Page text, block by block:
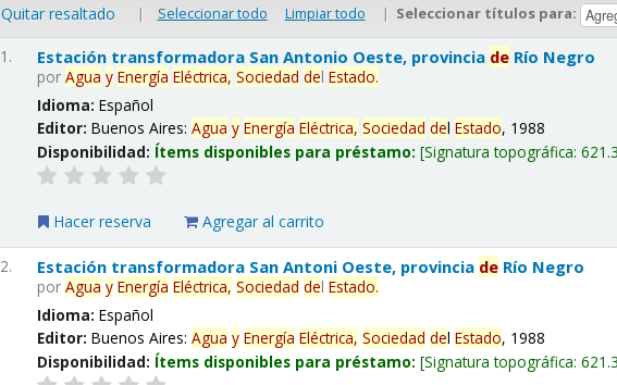
Quitar resaltado | Seleccionar todo Limpiar todo | Seleccionar títulos para:
1. Estación transformadora San Antonio Oeste, provincia de Río Negro
porAgua y Energía Eléctrica, Sociedad delEstado.
Idioma:Español
Editor:Buenos Aires:Agua y Energía Eléctrica, Sociedad delEstado, 1988
Disponibilidad: Ítems disponibles para préstamo: Signatura topográfica:
Hacer reserva Agregar al carrito
2. Estación transformadora San Antoni Oeste, provincia de Río Negro
porAgua y Energía Eléctrica, Sociedad delEstado.
Idioma:Español
Editor:Buenos Aires:Agua y Energía Eléctrica, Sociedad delEstado, 1988
Disponibilidad: Ítems disponibles para préstamo: Signatura topográfica: